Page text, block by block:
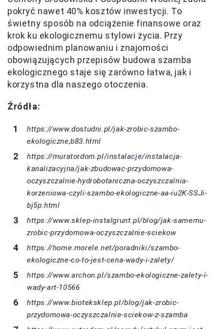
pokryć nawet 40% kosztów inwestycji. To
świetny sposób na odciążenie finansowe oraz
krok ku ekologicznemu stylowi życia. Przy
odpowiednim planowaniu i znajomości
obowiązujących przepisów budowa szamba
ekologicznego staje się zarówno łatwa, jak i
korzystna dla naszego otoczenia.
Źródła:
https://www.dostudni.pl/jak-zrobic-szambo-
ekologiczne,b83.html
https://muratordom.pl/instalacje/instalacja-
kanalizacyjna/jak-zbudowac-przydomowa-
oczyszczalnie-hydrobotaniczna-oczyszczalnia-
korzeniowa-czyli-szambo-ekologiczne-aa-iu2K-SSJi-
bj5p.html
https://www.sklep-instalgrunt.pl/blog/jak-samemu-
zrobic-przydomowa-oczyszczalnie-sciekow
https://home.morele.net/poradniki/szambo-
ekologiczne-co-to-jest-cena-wady-i-zalety/
https://www.archon.pl/szambo-ekologiczne-zalety-i-
wady-art-10566
https://www.bioteksklep.pl/blog/jak-zrobic-
przydomowa-oczyszczalnie-sciekow-z-szamba